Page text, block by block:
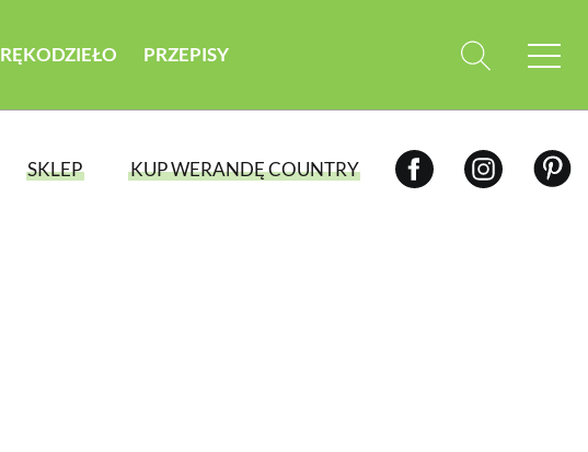
RĘKODZIEŁO PRZEPISY
SKLEP KUP WERANDĘ COUNTRY